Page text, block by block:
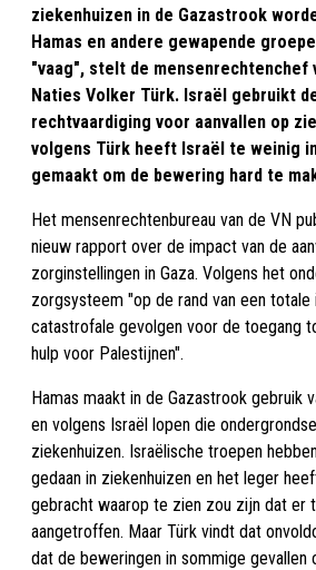
ziekenhuizen in de Gazastrook
Hamas en andere gewapende
"vaag", stelt de mensenrechtenchef
Naties Volker Türk. Israël gebruikt
rechtvaardiging voor aanvallen op
volgens Türk heeft Israël te weinig
gemaakt om de bewering hard te
Het mensenrechtenbureau van de VN
nieuw rapport over de impact van de
zorginstellingen in Gaza. Volgens het
zorgsysteem "op de rand van een
catastrofale gevolgen voor de toegang
hulp voor Palestijnen".
Hamas maakt in de Gazastrook gebruik
en volgens Israël lopen die
ziekenhuizen. Israëlische troepen
gedaan in ziekenhuizen en het leger
gebracht waarop te zien zou zijn dat er
aangetroffen. Maar Türk vindt dat
dat de beweringen in sommige